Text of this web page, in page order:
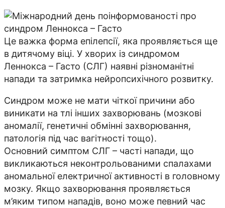
Це важка форма епілепсії, яка проявляється ще
в дитячому віці. У хворих із синдромом
Леннокса – Гасто (СЛГ) наявні різноманітні
напади та затримка нейропсихічного розвитку.
Синдром може не мати чіткої причини або
виникати на тлі інших захворювань (мозкові
аномалії, генетичні обмінні захворювання,
патологія під час вагітності тощо).
Основний симптом СЛГ – часті напади, що
викликаються неконтрольованими спалахами
аномальної електричної активності в головному
мозку. Якщо захворювання проявляється
м’яким типом нападів, воно може певний час